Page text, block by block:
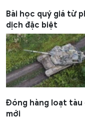
Bài học quý giá từ
dịch đặc biệt
Đóng hàng loạt tàu
mới